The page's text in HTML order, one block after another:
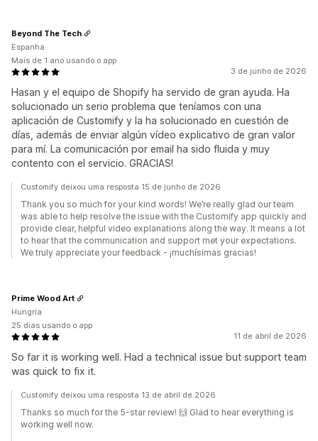
3 de junho de 2026
Hasan y el equipo de Shopify ha servido de gran ayuda. Ha
solucionado un serio problema que teníamos con una
aplicación de Customify y la ha solucionado en cuestión de
días, además de enviar algún vídeo explicativo de gran valor
para mí. La comunicación por email ha sido fluida y muy
contento con el servicio. GRACIAS!
Beyond The Tech
Espanha
Mais de 1 ano usando o app
Customify deixou uma resposta 15 de junho de 2026
Thank you so much for your kind words! We’re really glad our team
was able to help resolve the issue with the Customify app quickly and
provide clear, helpful video explanations along the way. It means a lot
to hear that the communication and support met your expectations.
We truly appreciate your feedback - ¡muchísimas gracias!
11 de abril de 2026
So far it is working well. Had a technical issue but support team
was quick to fix it.
Prime Wood Art
Hungria
25 dias usando o app
Customify deixou uma resposta 13 de abril de 2026
Thanks so much for the 5-star review! 🙌 Glad to hear everything is
working well now.